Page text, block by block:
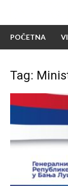
POČETNA
Tag: